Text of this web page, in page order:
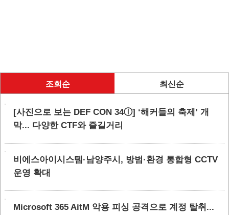
조회순 최신순
[사진으로 보는 DEF CON 34ⓛ] ‘해커들의 축제’ 개
막... 다양한 CTF와 즐길거리
비에스아이시스템·남양주시, 방범·환경 통합형 CCTV
운영 확대
Microsoft 365 AitM 악용 피싱 공격으로 계정 탈취...